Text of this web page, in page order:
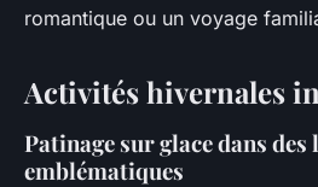
romantique ou un voyage
Activités hivernales
Patinage sur glace dans des
emblématiques